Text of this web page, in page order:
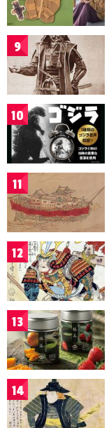
9
10
11
12
13
14